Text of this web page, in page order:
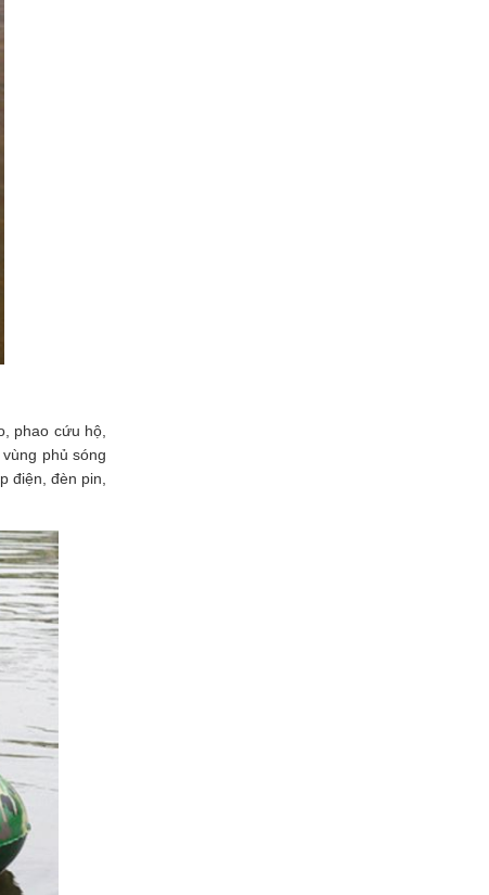
phao cứu hộ,
phủ sóng
điện, đèn pin,